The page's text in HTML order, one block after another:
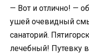
— Вот и отлично! —
ушей очевидный
санаторий.
лечебный! Путевку